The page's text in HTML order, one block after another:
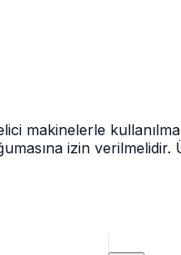
makinelerle
izin